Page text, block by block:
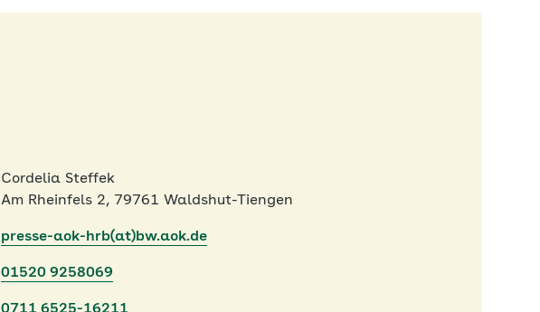
Cordelia Steffek
Am Rheinfels 2, 79761 Waldshut-Tiengen
presse-aok-hrb(at)bw.aok.de
01520 9258069